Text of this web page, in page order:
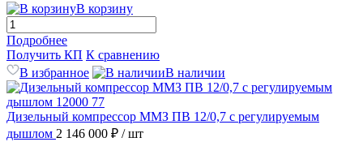
В корзину
Подробнее
Получить КП К сравнению
В избранное
В наличии
Дизельный компрессор ММЗ ПВ 12/0,7 с регулируемым
дышлом 2 146 000 ₽ / шт